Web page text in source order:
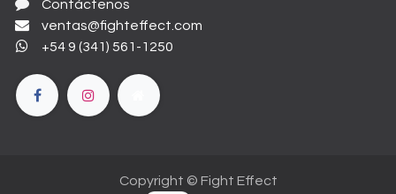
Contáctenos
ventas@fighteffect.com
+54 9 (341) 561-1250
Copyright © Fight Effect